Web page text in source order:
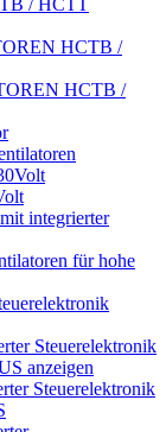
/ HCTT
HCTB /
HCTB /
integrierter
für hohe
Steuerelektronik
anzeigen
Steuerelektronik